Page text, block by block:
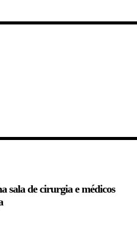
sala de cirurgia e médicos